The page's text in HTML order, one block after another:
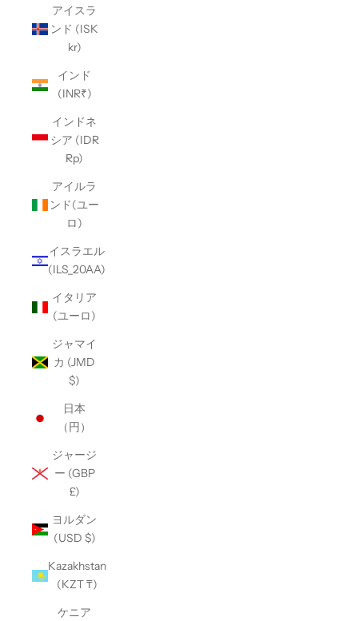
アイスラ
ンド (ISK
kr)
インド
(INR₹)
インドネ
シア (IDR
Rp)
アイルラ
ンド(ユー
ロ)
イスラエル
(ILS_20AA)
イタリア
(ユーロ)
ジャマイ
カ (JMD
$)
日本
（円）
ジャージ
ー (GBP
£)
ヨルダン
(USD $)
Kazakhstan
(KZT ₸)
ケニア